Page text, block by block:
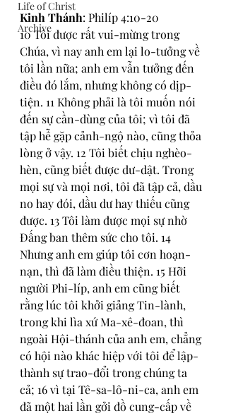
Life of Christ
Archive
Kinh Thánh: Philíp 4:10-20
10 Tôi được rất vui-mừng trong
Chúa, vì nay anh em lại lo-tưởng về
tôi lần nữa; anh em vẫn tưởng đến
điều đó lắm, nhưng không có dịp-
tiện. 11 Không phải là tôi muốn nói
đến sự cần-dùng của tôi; vì tôi đã
tập hễ gặp cảnh-ngộ nào, cũng thỏa
lòng ở vậy. 12 Tôi biết chịu nghèo-
hèn, cũng biết được dư-dật. Trong
mọi sự và mọi nơi, tôi đã tập cả, dầu
no hay đói, dầu dư hay thiếu cũng
được. 13 Tôi làm được mọi sự nhờ
Đấng ban thêm sức cho tôi. 14
Nhưng anh em giúp tôi cơn hoạn-
nạn, thì đã làm điều thiện. 15 Hỡi
người Phi-líp, anh em cũng biết
rằng lúc tôi khởi giảng Tin-lành,
trong khi lìa xứ Ma-xê-đoan, thì
ngoài Hội-thánh của anh em, chẳng
có hội nào khác hiệp với tôi để lập-
thành sự trao-đổi trong chúng ta
cả; 16 vì tại Tê-sa-lô-ni-ca, anh em
đã một hai lần gởi đồ cung-cấp về